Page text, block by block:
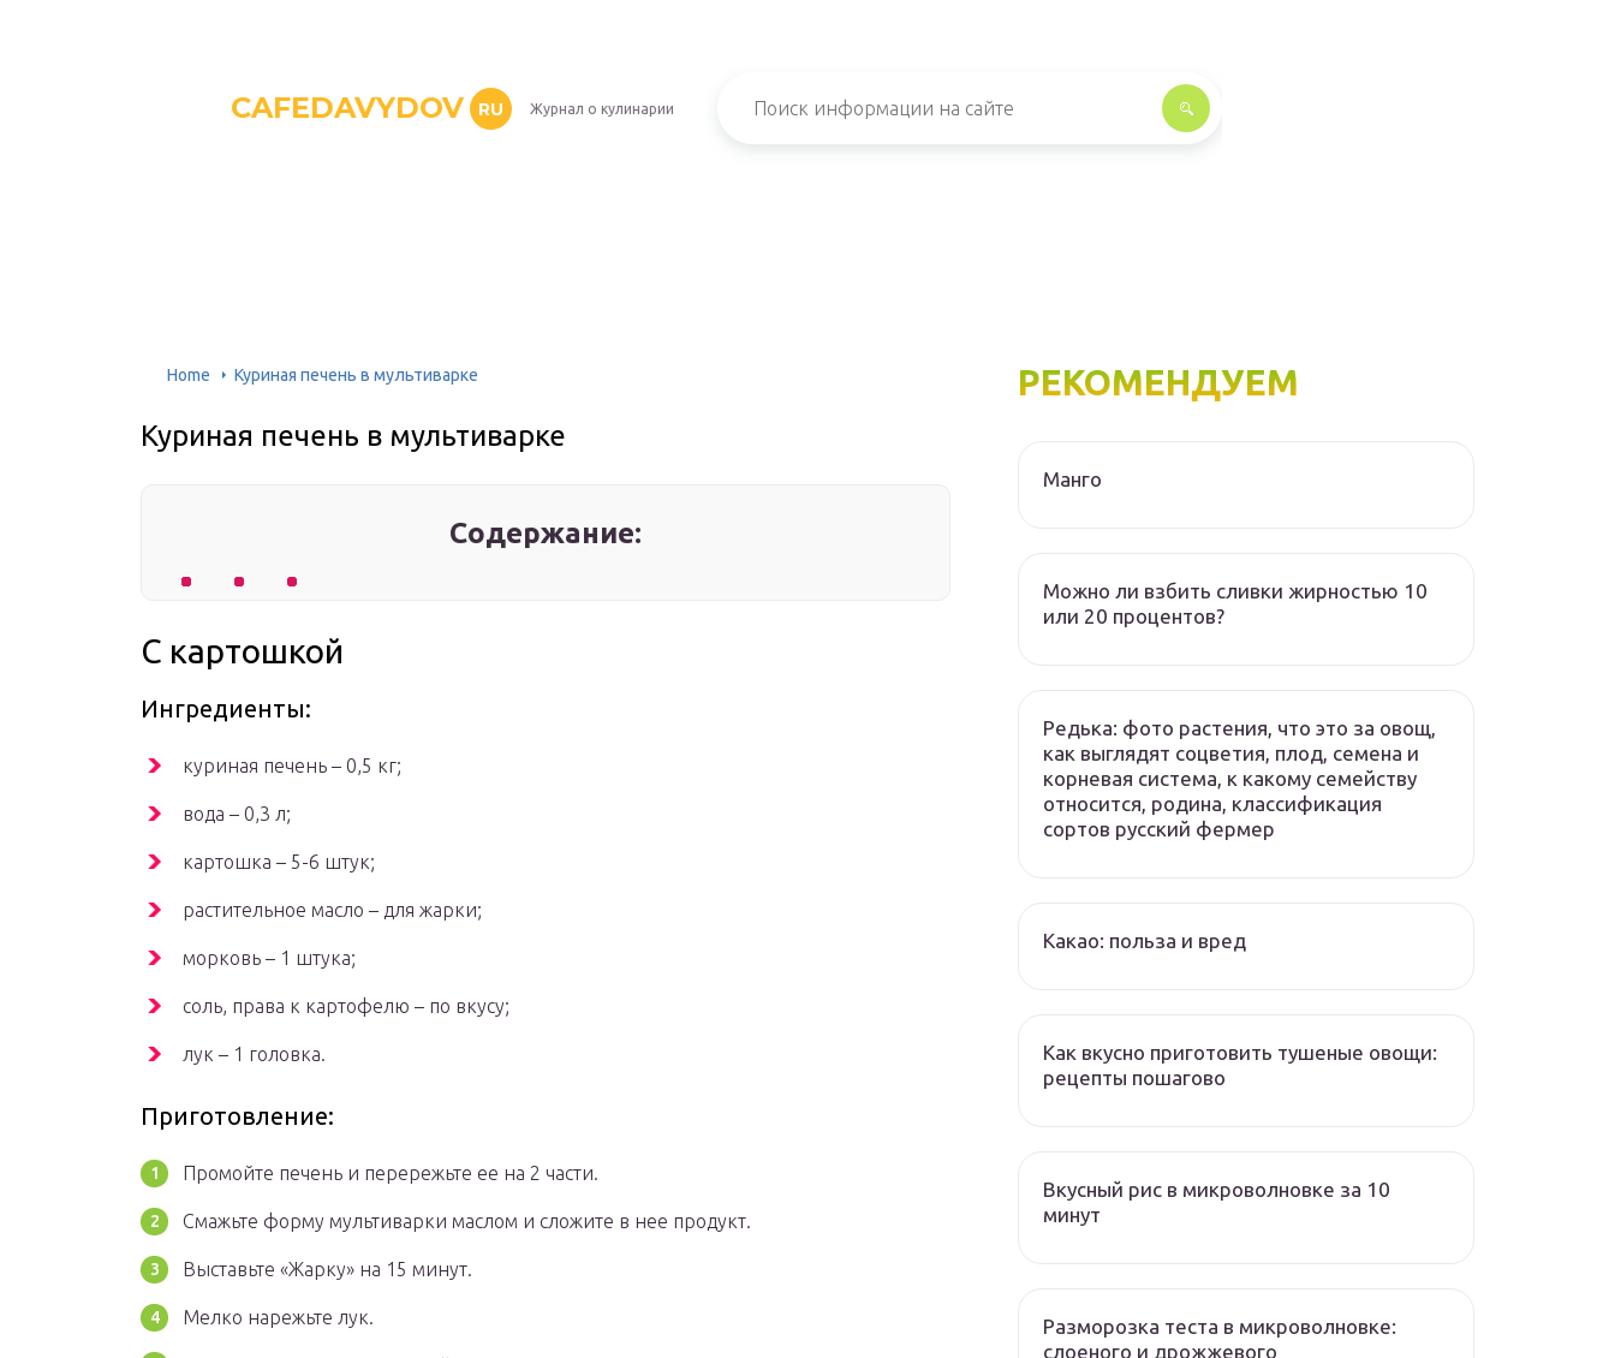
CAFEDAVYDOV RU Журнал о кулинарии
Home Куриная печень в мультиварке
Куриная печень в мультиварке
Содержание:
С картошкой
Ингредиенты:
куриная печень – 0,5 кг;
вода – 0,3 л;
картошка – 5-6 штук;
растительное масло – для жарки;
морковь – 1 штука;
соль, права к картофелю – по вкусу;
лук – 1 головка.
Приготовление:
Промойте печень и перережьте ее на 2 части.
Смажьте форму мультиварки маслом и сложите в нее продукт.
Выставьте «Жарку» на 15 минут.
Мелко нарежьте лук.
РЕКОМЕНДУЕМ
Манго
Можно ли взбить сливки жирностью 10
или 20 процентов?
Редька: фото растения, что это за овощ,
как выглядят соцветия, плод, семена и
корневая система, к какому семейству
относится, родина, классификация
сортов русский фермер
Какао: польза и вред
Как вкусно приготовить тушеные овощи:
рецепты пошагово
Вкусный рис в микроволновке за 10
минут
Разморозка теста в микроволновке:
слоеного и дрожжевого